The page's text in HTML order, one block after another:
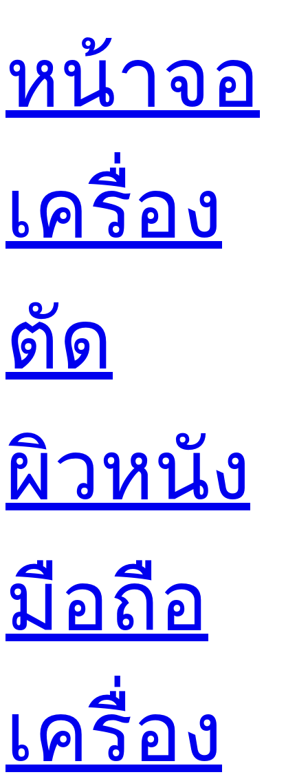
หน้าจอ
เครื่อง
ตัด
ผิวหนัง
มือถือ
เครื่อง